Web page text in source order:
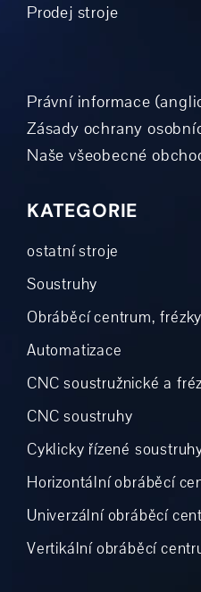
Prodej stroje
Právní informace
Zásady ochrany
Naše všeobecné
KATEGORIE
ostatní stroje
Soustruhy
Obráběcí centrum, frézky
Automatizace
CNC soustružnické a
CNC soustruhy
Cyklicky řízené
Horizontální obráběcí
Univerzální obráběcí
Vertikální obráběcí